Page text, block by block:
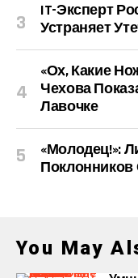
IT-Эксперт
Устраняет
«Ох, Какие
Чехова
Лавочке
«Молодец!»:
You May